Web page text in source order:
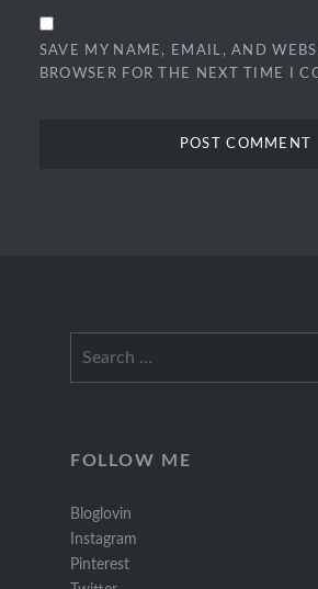
SAVE MY NAME, EMAIL, AND
BROWSER FOR THE NEXT TIME I
FOLLOW ME
Bloglovin
Instagram
Pinterest